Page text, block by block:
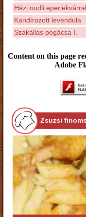
Házi nudli
Kandírozott levendula
Szakállas pogácsa I.
Content on this page
Adobe
Zsuzsi